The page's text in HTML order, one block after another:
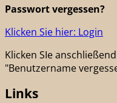
Passwort vergessen?
Klicken Sie hier: Login
Klicken SIe
"Benutzername
Links